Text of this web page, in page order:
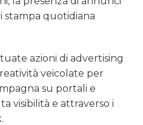
stampa quotidiana
azioni di advertising
veicolate per
su portali e
visibilità e attraverso i